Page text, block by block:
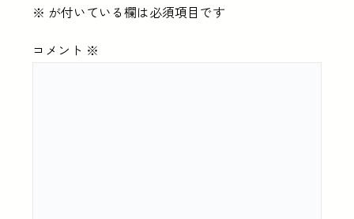
※ が付いている欄は必須項目です
コメント ※